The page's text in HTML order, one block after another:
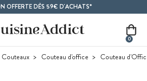
OFFERTE DÈS 59€ D'ACHATS*
0
Couteaux Couteau d'office Couteau